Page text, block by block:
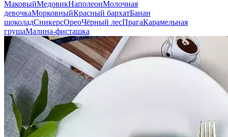
МаковыйМедовикНаполеонМолочная
девочкаМорковныйКрасный бархатБанан
шоколадСникерсОреоЧёрный лесПрагаКарамельная
грушаМалина-фисташка